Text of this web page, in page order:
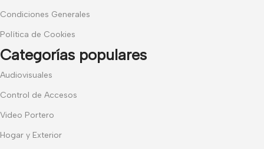
Condiciones Generales
Política de Cookies
Categorías populares
Audiovisuales
Control de Accesos
Video Portero
Hogar y Exterior